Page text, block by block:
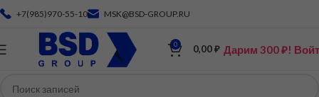
+7(985)970-55-10 MSK@BSD-GROUP.RU
0 0,00₽ Дарим 300 ₽!